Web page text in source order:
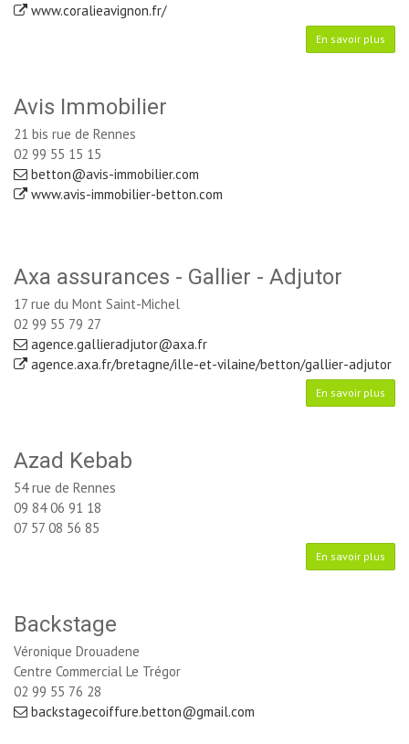
www.coralieavignon.fr/
En savoir plus
Avis Immobilier
21 bis rue de Rennes
02 99 55 15 15
betton@avis-immobilier.com
www.avis-immobilier-betton.com
Axa assurances - Gallier - Adjutor
17 rue du Mont Saint-Michel
02 99 55 79 27
agence.gallieradjutor@axa.fr
agence.axa.fr/bretagne/ille-et-vilaine/betton/gallier-adjutor
En savoir plus
Azad Kebab
54 rue de Rennes
09 84 06 91 18
07 57 08 56 85
En savoir plus
Backstage
Véronique Drouadene
Centre Commercial Le Trégor
02 99 55 76 28
backstagecoiffure.betton@gmail.com